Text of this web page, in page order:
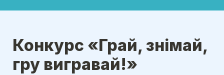
Конкурс «Грай, знімай,
гру вигравай!»